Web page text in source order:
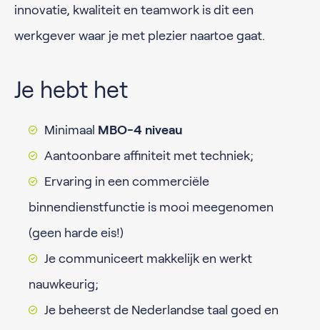
innovatie, kwaliteit en teamwork is dit een
werkgever waar je met plezier naartoe gaat.
Je hebt het
Minimaal MBO-4 niveau
Aantoonbare affiniteit met techniek;
Ervaring in een commerciële
binnendienstfunctie is mooi meegenomen
(geen harde eis!)
Je communiceert makkelijk en werkt
nauwkeurig;
Je beheerst de Nederlandse taal goed en